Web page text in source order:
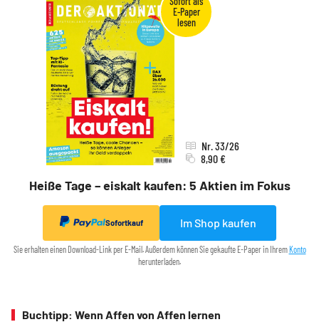
Heiße Tage – eiskalt kaufen: 5 Aktien im Fokus
Nr. 33/26
8,90 €
Sofortkauf Im Shop kaufen
Sie erhalten einen Download-Link per E-Mail. Außerdem können Sie gekaufte E-Paper in Ihrem Konto
herunterladen.
Buchtipp: Wenn Affen von Affen lernen